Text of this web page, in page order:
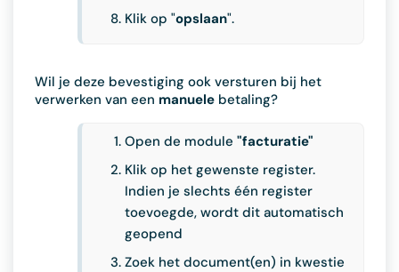
Klik op "opslaan".
Wil je deze bevestiging ook versturen bij het
verwerken van een manuele betaling?
Open de module "facturatie"
Klik op het gewenste register.
Indien je slechts één register
toevoegde, wordt dit automatisch
geopend
Zoek het document(en) in kwestie